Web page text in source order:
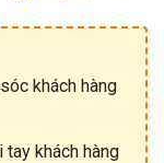
khách hàng
khách hàng